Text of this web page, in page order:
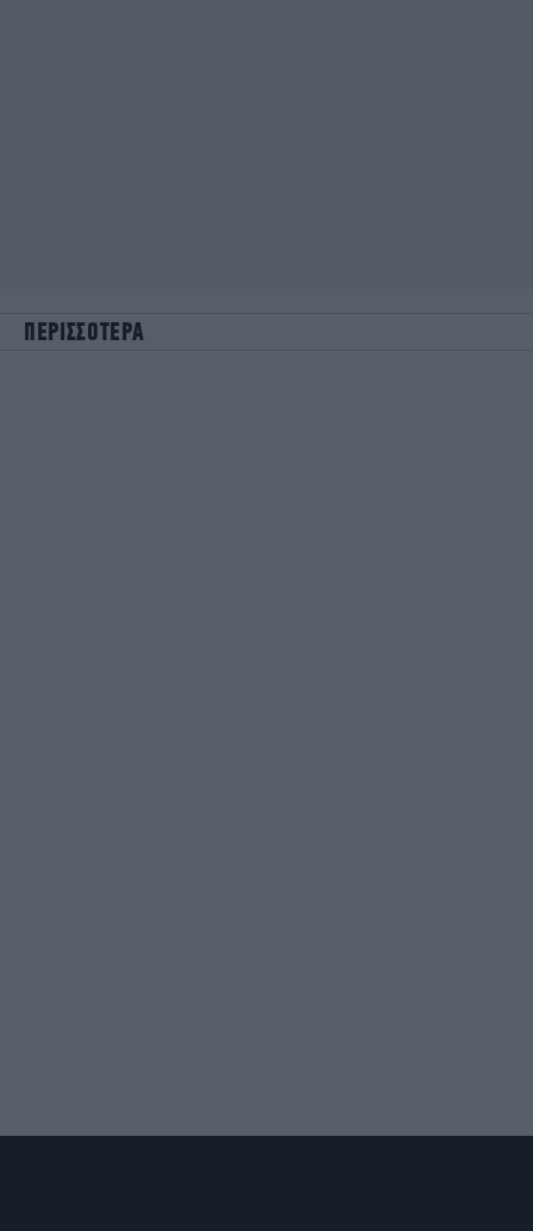
ΠΕΡΙΣΣΟΤΕΡΑ